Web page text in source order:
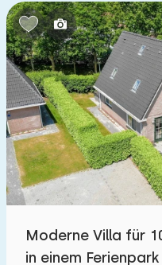
Moderne Villa für
in einem